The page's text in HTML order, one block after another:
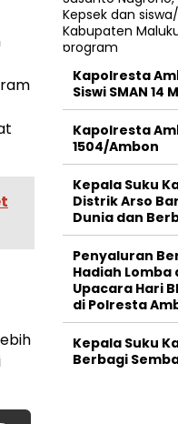
Kapolresta
Siswi SMAN 14
Kapolresta
1504/Ambon
Kepala Suku
Distrik Arso
Dunia dan
Penyaluran
Hadiah
Upacara Hari
di Polresta
Kepala Suku
Berbagi